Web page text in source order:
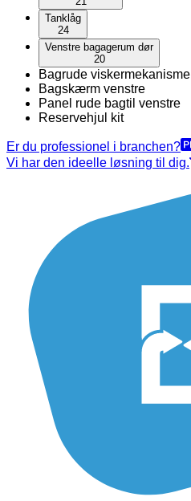
Tanklåg
24
Venstre bagagerum dør
20
Bagrude viskermekanisme
Bagskærm venstre
Panel rude bagtil venstre
Reservehjul kit
Er du professionel i branchen?
Vi har den ideelle løsning til dig.